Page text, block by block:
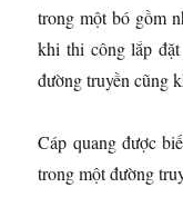
trong một bó gồm
khi thi công lắp
đường truyền cũng
Cáp quang được
trong một đường